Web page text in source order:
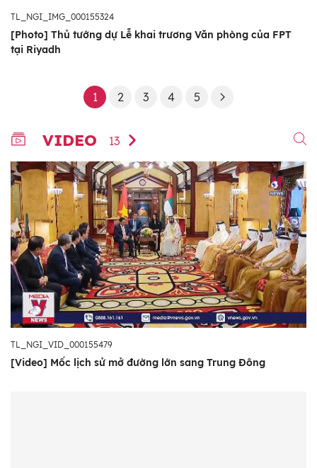
TL_NGI_IMG_000155324
[Photo] Thủ tướng dự Lễ khai trương Văn phòng của FPT
tại Riyadh
1 2 3 4 5
VIDEO 13
TL_NGI_VID_000155479
[Video] Mốc lịch sử mở đường lớn sang Trung Đông